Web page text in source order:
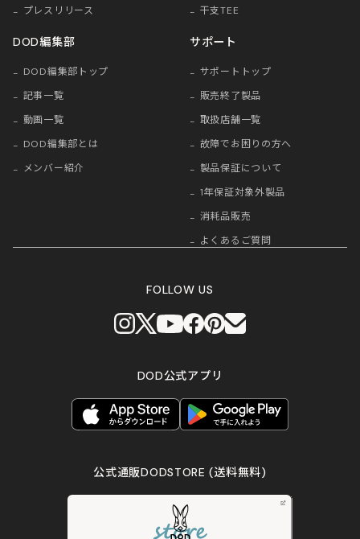
プレスリリース
干支TEE
DOD編集部
DOD編集部トップ
記事一覧
動画一覧
DOD編集部とは
メンバー紹介
サポート
サポートトップ
販売終了製品
取扱店舗一覧
故障でお困りの方へ
製品保証について
1年保証対象外製品
消耗品販売
よくあるご質問
FOLLOW US
DOD公式アプリ
公式通販DODSTORE(送料無料)